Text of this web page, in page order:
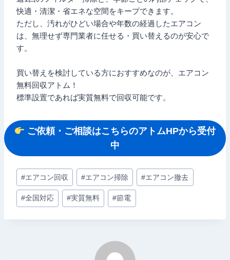
快適・清潔・省エネな空間をキープできます。
ただし、汚れがひどい場合や年数の経過したエアコン
は、無理せず専門業者に任せる・買い替えるのが安心で
す。
買い替えを検討している方におすすめなのが、エアコン
無料回収アトム！
標準設置であれば実質無料で回収可能です。
ご依頼・ご相談はこちらのアトムHPから受付
中
投
稿
タ
#エアコン回収 #エアコン掃除 #エアコン撤去
#全国対応 #実質無料 #節電